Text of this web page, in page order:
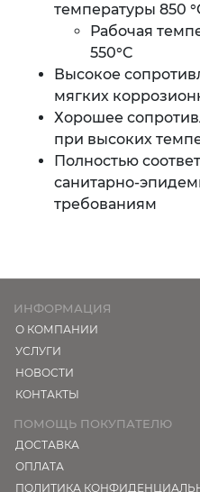
температуры 850
Рабочая
550°C
Высокое
мягких
Хорошее
при высоких
Полностью
санитарно-
требованиям
ИНФОРМАЦИЯ
О КОМПАНИИ
УСЛУГИ
НОВОСТИ
КОНТАКТЫ
ПОМОЩЬ ПОКУПАТЕЛЮ
ДОСТАВКА
ОПЛАТА
ПОЛИТИКА